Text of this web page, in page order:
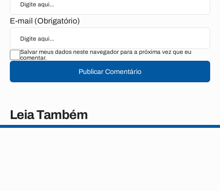
E-mail (Obrigatório)
Salvar meus dados neste navegador para a próxima vez que eu
comentar.
Publicar Comentário
Leia Também